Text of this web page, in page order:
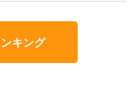
キング